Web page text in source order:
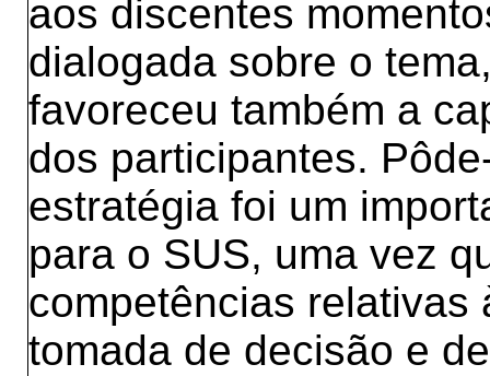
aos discentes
dialogada sobre o
favoreceu também a
dos participantes.
estratégia foi um
para o SUS, uma vez
competências relativas
tomada de decisão e